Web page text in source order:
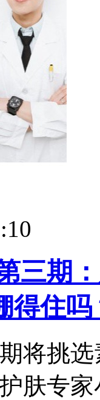
三期
得住吗
将挑
肤专